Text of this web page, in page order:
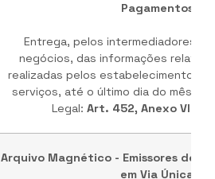
Pagamentos
Entrega, pelos intermediadores
negócios, das informações
realizadas pelos estabelecimentos e
serviços, até o último dia do mês
Legal: Art. 452, Anexo VI do
Arquivo Magnético - Emissores de
em Via Única